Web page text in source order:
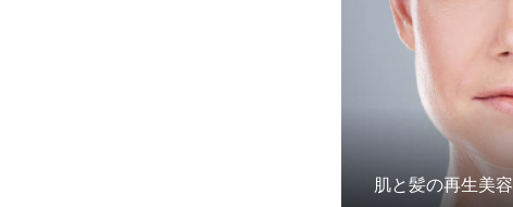
肌と髪の再生美容